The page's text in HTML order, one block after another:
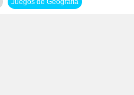
Juegos de Geografía